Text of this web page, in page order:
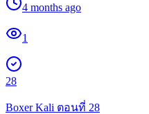
4 months ago
1
28
Boxer Kali ตอนที่ 28